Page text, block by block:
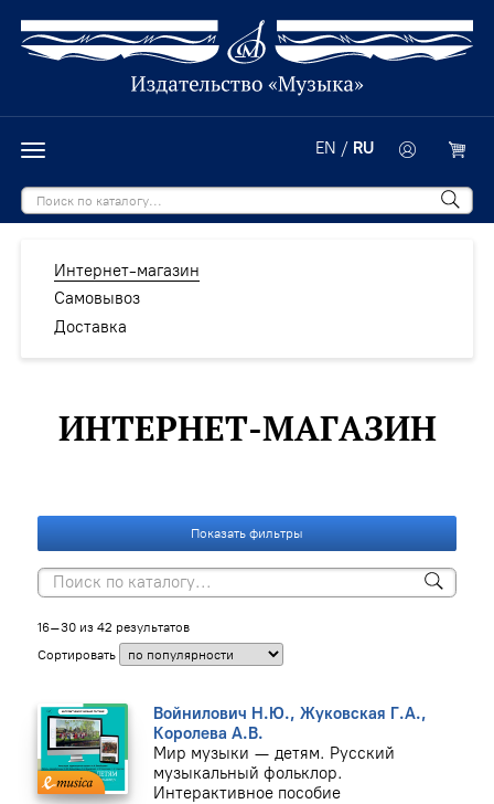
EN / RU
Интернет-магазин
Самовывоз
Доставка
ИНТЕРНЕТ-МАГАЗИН
Показать фильтры
16–30 из 42 результатов
Сортировать
Войнилович Н.Ю., Жуковская Г.А.,
Королева А.В.
Мир музыки — детям. Русский
музыкальный фольклор.
Интерактивное пособие